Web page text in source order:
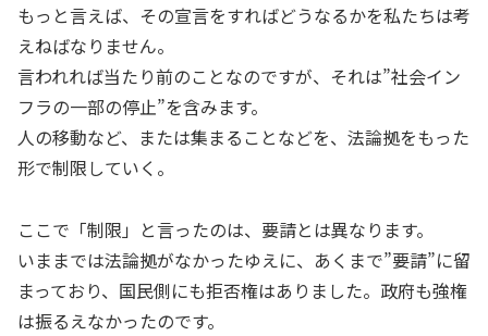
もっと言えば、その宣言をすればどうなるかを私たちは考
えねばなりません。
言われれば当たり前のことなのですが、それは”社会イン
フラの一部の停止”を含みます。
人の移動など、または集まることなどを、法論拠をもった
形で制限していく。
ここで「制限」と言ったのは、要請とは異なります。
いままでは法論拠がなかったゆえに、あくまで”要請”に留
まっており、国民側にも拒否権はありました。政府も強権
は振るえなかったのです。